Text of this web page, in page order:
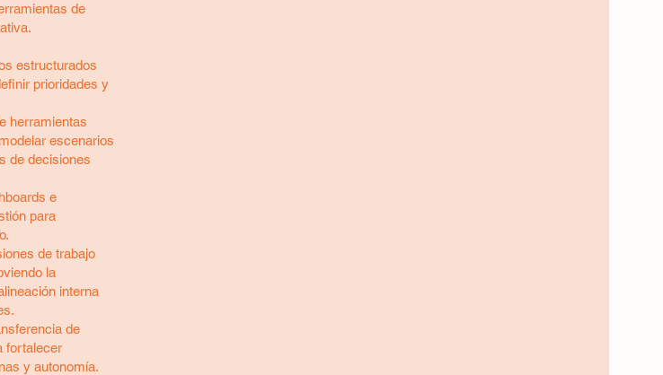
de
estructurados
prioridades y
herramientas
escenarios
de decisiones
e
para
de trabajo
la
interna
de
fortalecer
y autonomía.